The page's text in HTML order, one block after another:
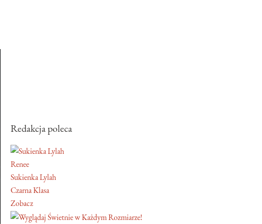
Redakcja poleca
Renee
Sukienka Lylah
Czarna Klasa
Zobacz